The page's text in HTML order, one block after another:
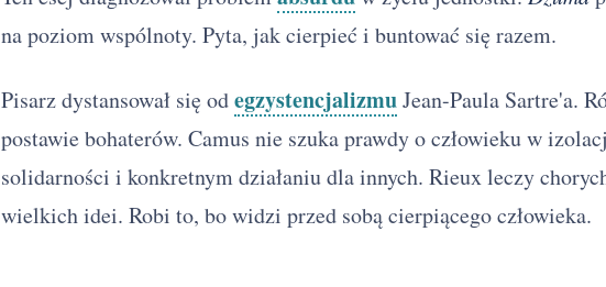
na poziom wspólnoty. Pyta, jak cierpieć i buntować się razem.
Pisarz dystansował się odegzystencjalizmuJean-Paula Sartre'a.
postawie bohaterów. Camus nie szuka prawdy o człowieku w
solidarności i konkretnym działaniu dla innych. Rieux leczy
wielkich idei. Robi to, bo widzi przed sobą cierpiącego człowieka.